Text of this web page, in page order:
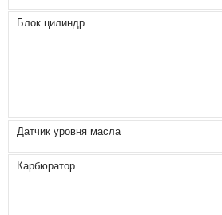
Блок цилиндр
Датчик уровня масла
Карбюратор